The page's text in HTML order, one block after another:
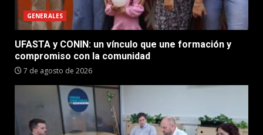
GENERALES
UFASTA y CONIN: un vínculo que une formación y
compromiso con la comunidad
7 de agosto de 2026